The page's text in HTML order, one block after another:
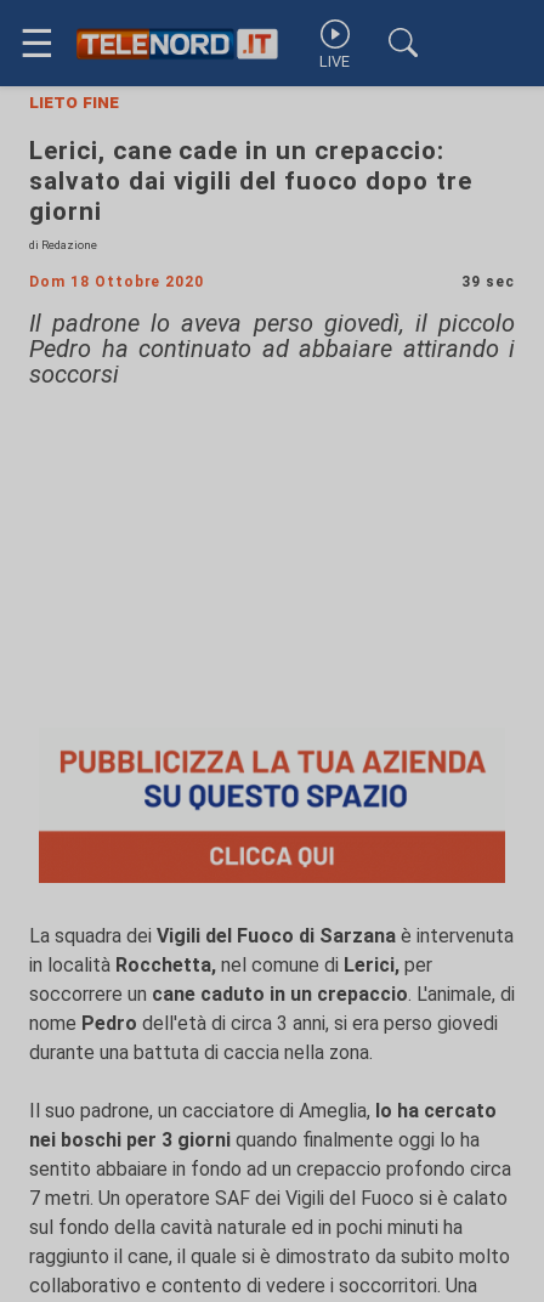
☰ LIVE
lieto fine
Lerici, cane cade in un crepaccio:
salvato dai vigili del fuoco dopo tre
giorni
di Redazione
Dom 18 Ottobre 2020 39 sec
Il padrone lo aveva perso giovedì, il piccolo
Pedro ha continuato ad abbaiare attirando i
soccorsi
La squadra dei Vigili del Fuoco di Sarzana è intervenuta
in località Rocchetta, nel comune di Lerici, per
soccorrere un cane caduto in un crepaccio. L'animale, di
nome Pedro dell'età di circa 3 anni, si era perso giovedi
durante una battuta di caccia nella zona.
Il suo padrone, un cacciatore di Ameglia, lo ha cercato
nei boschi per 3 giorni quando finalmente oggi lo ha
sentito abbaiare in fondo ad un crepaccio profondo circa
7 metri. Un operatore SAF dei Vigili del Fuoco si è calato
sul fondo della cavità naturale ed in pochi minuti ha
raggiunto il cane, il quale si è dimostrato da subito molto
collaborativo e contento di vedere i soccorritori. Una